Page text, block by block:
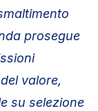
prosegue
valore,
su selezione